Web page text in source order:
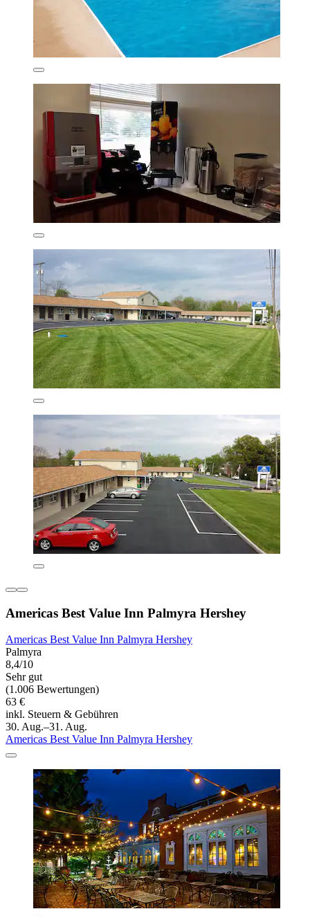
Americas Best Value Inn Palmyra Hershey
Americas Best Value Inn Palmyra Hershey
Palmyra
8,4/10
Sehr gut
(1.006 Bewertungen)
63 €
inkl. Steuern & Gebühren
30. Aug.–31. Aug.
Americas Best Value Inn Palmyra Hershey